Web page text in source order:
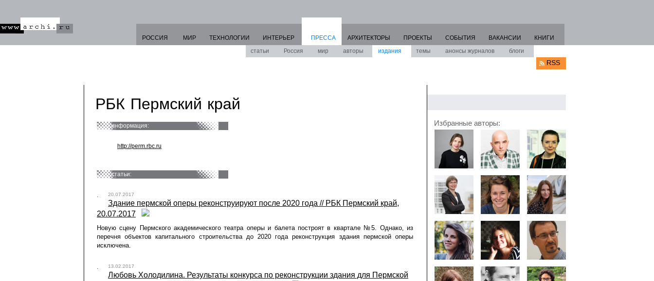
РОССИЯ МИР ТЕХНОЛОГИИ ИНТЕРЬЕР
ПРЕССА
статьи
Россия мир авторы издания темы анонсы журналов блоги
АРХИТЕКТОРЫ ПРОЕКТЫ СОБЫТИЯ ВАКАНСИИ КНИГИ
RSS
РБК Пермский край
информация:
http://perm.rbc.ru
статьи:
20.07.2017
Здание пермской оперы реконструируют после 2020 года // РБК Пермский край,
20.07.2017
Новую сцену Пермского академического театра оперы и балета построят в квартале №5. Однако, из
перечня объектов капитального строительства до 2020 года реконструкция здания пермской оперы
исключена.
13.02.2017
Любовь Холодилина. Результаты конкурса по реконструкции здания для Пермской
Избранные авторы: